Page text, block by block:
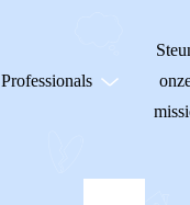
Professionals